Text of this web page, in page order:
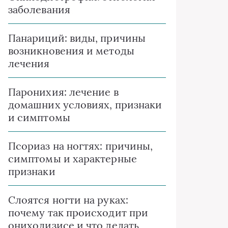
заболевания
Панариций: виды, причины
возникновения и методы
лечения
Паронихия: лечение в
домашних условиях, признаки
и симптомы
Псориаз на ногтях: причины,
симптомы и характерные
признаки
Слоятся ногти на руках:
почему так происходит при
онихолизисе и что делать